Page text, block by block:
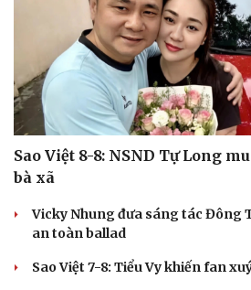
Cải chính
Sao Việt 8-8: NSND Tự Long
bà xã
Vicky Nhung đưa sáng tác Đông
an toàn ballad
Sao Việt 7-8: Tiểu Vy khiến fan